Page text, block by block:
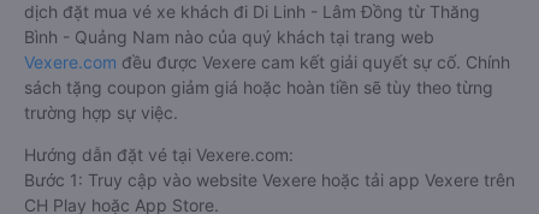
dịch đặt mua vé xe khách đi Di Linh - Lâm Đồng từ Thăng
Bình - Quảng Nam nào của quý khách tại trang web
Vexere.com đều được Vexere cam kết giải quyết sự cố. Chính
sách tặng coupon giảm giá hoặc hoàn tiền sẽ tùy theo từng
trường hợp sự việc.
Hướng dẫn đặt vé tại Vexere.com:
Bước 1: Truy cập vào website Vexere hoặc tải app Vexere trên
CH Play hoặc App Store.